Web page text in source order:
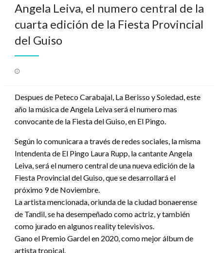
Angela Leiva, el numero central de la
cuarta edición de la Fiesta Provincial
del Guiso
Despues de Peteco Carabajal, La Berisso y Soledad, este
año la música de Angela Leiva será el numero mas
convocante de la Fiesta del Guiso, en El Pingo.
Según lo comunicara a través de redes sociales, la misma
Intendenta de El Pingo Laura Rupp, la cantante Angela
Leiva, será el numero central de una nueva edición de la
Fiesta Provincial del Guiso, que se desarrollará el
próximo 9 de Noviembre.
La artista mencionada, oriunda de la ciudad bonaerense
de Tandil, se ha desempeñado como actriz, y también
como jurado en algunos reality televisivos.
Gano el Premio Gardel en 2020, como mejor álbum de
artista tropical.